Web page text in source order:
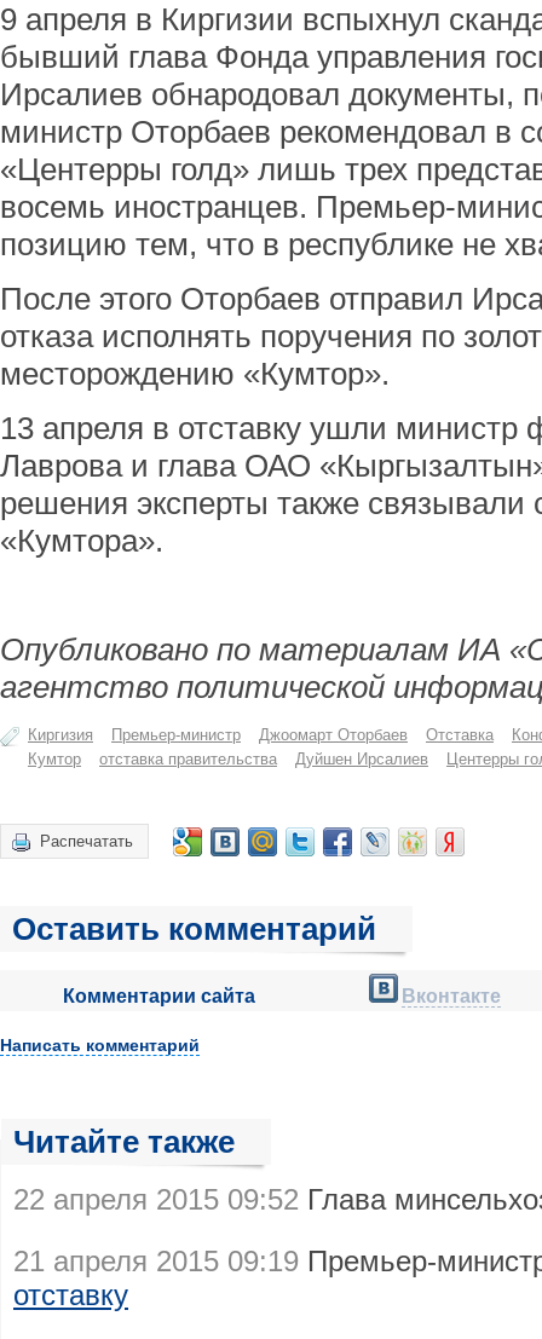
9 апреля в Киргизии вспыхнул
бывший глава Фонда управления
Ирсалиев обнародовал документы,
министр Оторбаев рекомендовал в
«Центерры голд» лишь трех
восемь иностранцев. Премьер-
позицию тем, что в республике не
После этого Оторбаев отправил
отказа исполнять поручения по
месторождению «Кумтор».
13 апреля в отставку ушли министр
Лаврова и глава ОАО
решения эксперты также связывали
«Кумтора».
Опубликовано по материалам ИА
агентство политической
Киргизия Премьер-министр Джоомарт Оторбаев Отставка
Кумтор
отставка правительства Дуйшен Ирсалиев Центерры
Распечатать
Оставить комментарий
Комментарии сайта Вконтакте
Написать комментарий
Читайте также
22 апреля 2015 09:52 Глава
21 апреля 2015 09:19 Премьер-
отставку